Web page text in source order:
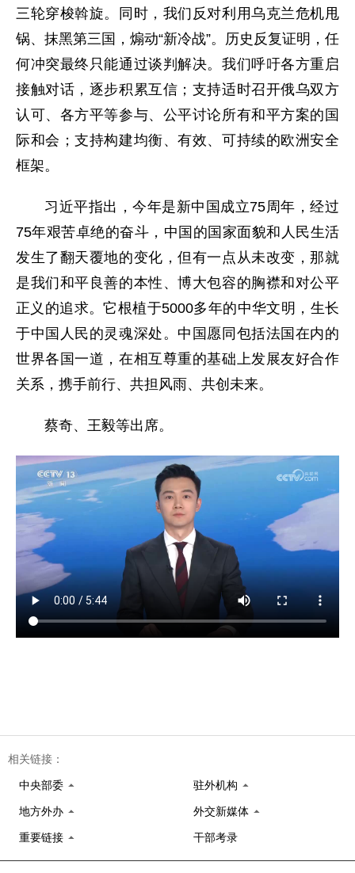
三轮穿梭斡旋。同时，我们反对利用乌克兰危机甩
锅、抹黑第三国，煽动“新冷战”。历史反复证明，任
何冲突最终只能通过谈判解决。我们呼吁各方重启
接触对话，逐步积累互信；支持适时召开俄乌双方
认可、各方平等参与、公平讨论所有和平方案的国
际和会；支持构建均衡、有效、可持续的欧洲安全
框架。
习近平指出，今年是新中国成立75周年，经过
75年艰苦卓绝的奋斗，中国的国家面貌和人民生活
发生了翻天覆地的变化，但有一点从未改变，那就
是我们和平良善的本性、博大包容的胸襟和对公平
正义的追求。它根植于5000多年的中华文明，生长
于中国人民的灵魂深处。中国愿同包括法国在内的
世界各国一道，在相互尊重的基础上发展友好合作
关系，携手前行、共担风雨、共创未来。
蔡奇、王毅等出席。
相关链接：
中央部委 驻外机构
地方外办 外交新媒体
重要链接 干部考录